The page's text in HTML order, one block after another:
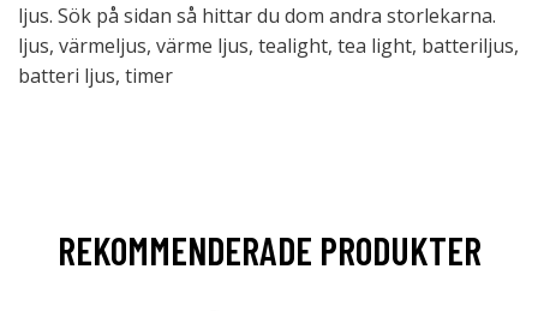
ljus. Sök på sidan så hittar du dom andra storlekarna.
ljus, värmeljus, värme ljus, tealight, tea light, batteriljus,
batteri ljus, timer
REKOMMENDERADE PRODUKTER